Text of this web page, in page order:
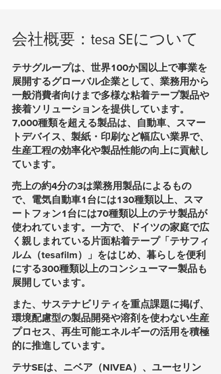
会社概要： tesa SEについて
テサグループは、世界100か国以上で事業を
展開するグローバル企業として、業務用から
一般消費者向けまで多様な粘着テープ製品や
接着ソリューションを提供しています。
7,000種類を超える製品は、自動車、スマー
トデバイス、製紙・印刷など幅広い業界で、
生産工程の効率化や製品性能の向上に貢献し
ています。
売上の約4分の3は業務用製品によるもの
で、電気自動車1台には130種類以上、スマ
ートフォン1台には70種類以上のテサ製品が
使われています。一方で、ドイツの家庭で広
く親しまれている片面粘着テープ「テサフィ
ルム（tesafilm）」をはじめ、暮らしを便利
にする300種類以上のコンシューマー製品も
展開しています。
また、サステナビリティを重点課題に掲げ、
環境配慮型の製品開発や溶剤を使わない生産
プロセス、再生可能エネルギーの活用を積極
的に推進しています。
テサSEは、ニベア（NIVEA）、ユーセリン